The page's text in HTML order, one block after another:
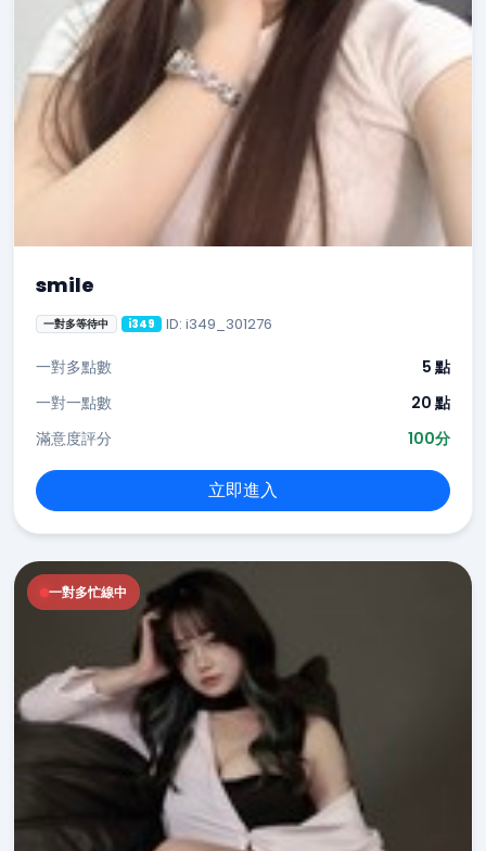
smile
一對多等待中 i349 ID: i349_301276
一對多點數
5 點
一對一點數
20 點
滿意度評分
100分
立即進入
一對多忙線中